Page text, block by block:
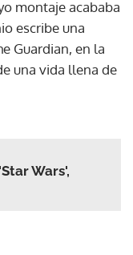
montaje acababa
escribe una
Guardian, en la
una vida llena de
Wars',